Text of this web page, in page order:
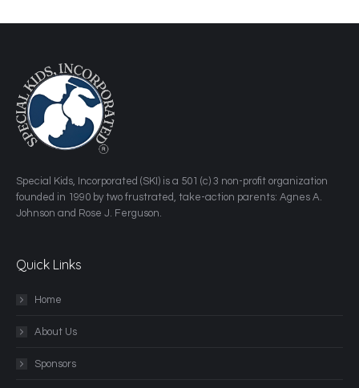
​Special Kids, Incorporated (SKI) is a 501 (c) 3 non-profit organization
founded in 1990 by two frustrated, take-action parents: Agnes A.
Johnson and Rose J. Ferguson.
Quick Links
Home
About Us
Sponsors